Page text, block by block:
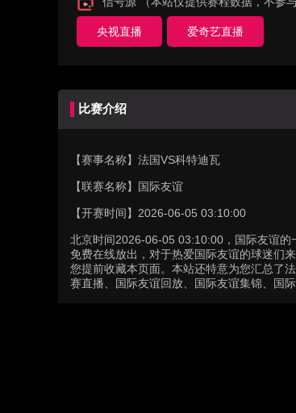
央视直播 爱奇艺直播
比赛介绍
【赛事名称】 法国VS科特迪瓦
【联赛名称】 国际友谊
【开赛时间】 2026-06-05 03:10:00
北京时间2026-06-05 03:10:00，国际友谊
免费在线放出，对于热爱国际友谊的球迷们
您提前收藏本页面。本站还特意为您汇总了
赛直播、国际友谊回放、国际友谊集锦、国